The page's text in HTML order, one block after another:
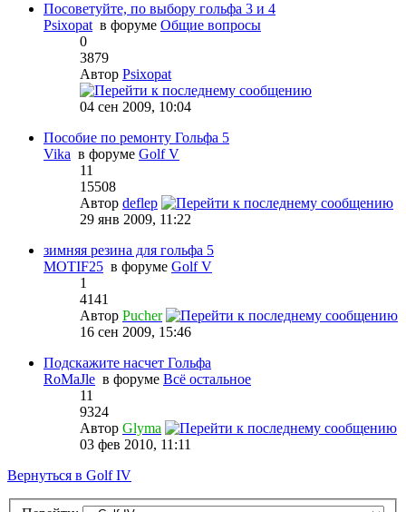
Посоветуйте, по выбору гольфа 3 и 4
Psixopat в форуме Общие вопросы
0
3879
Автор Psixopat
04 сен 2009, 10:04
Пособие по ремонту Гольфа 5
Vika в форуме Golf V
11
15508
Автор deflep
29 янв 2009, 11:22
зимняя резина для гольфа 5
MOTIF25 в форуме Golf V
1
4141
Автор Pucher
16 сен 2009, 15:46
Подскажите насчет Гольфа
RoMaJle в форуме Всё остальное
11
9324
Автор Glyma
03 фев 2010, 11:11
Вернуться в Golf IV